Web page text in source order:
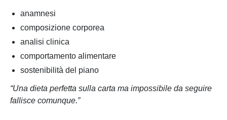
anamnesi
composizione corporea
analisi clinica
comportamento alimentare
sostenibilità del piano
“Una dieta perfetta sulla carta ma impossibile da seguire
fallisce comunque.”